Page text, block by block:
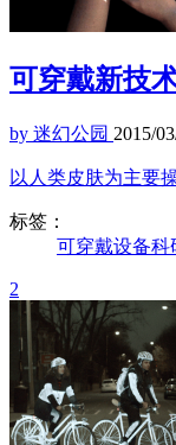
可穿戴新技
by 迷幻公园 2015/
以人类皮肤为主要
标签：
可穿戴设备科
2